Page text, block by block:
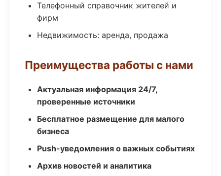
Телефонный справочник жителей и
фирм
Недвижимость: аренда, продажа
Преимущества работы с нами
Актуальная информация 24/7,
проверенные источники
Бесплатное размещение для малого
бизнеса
Push-уведомления о важных событиях
Архив новостей и аналитика